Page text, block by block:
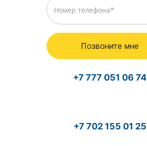
Позвоните мне
+7 777 051 06 74
+7 702 155 01 25